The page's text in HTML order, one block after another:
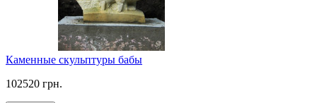
Каменные скульптуры бабы
102520 грн.